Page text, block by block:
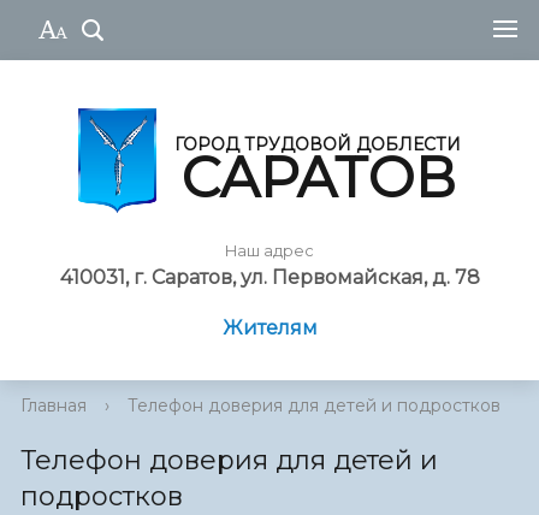
ГОРОД ТРУДОВОЙ ДОБЛЕСТИ
САРАТОВ
Наш адрес
410031, г. Саратов, ул. Первомайская, д. 78
Жителям
Главная › Телефон доверия для детей и подростков
Телефон доверия для детей и
подростков